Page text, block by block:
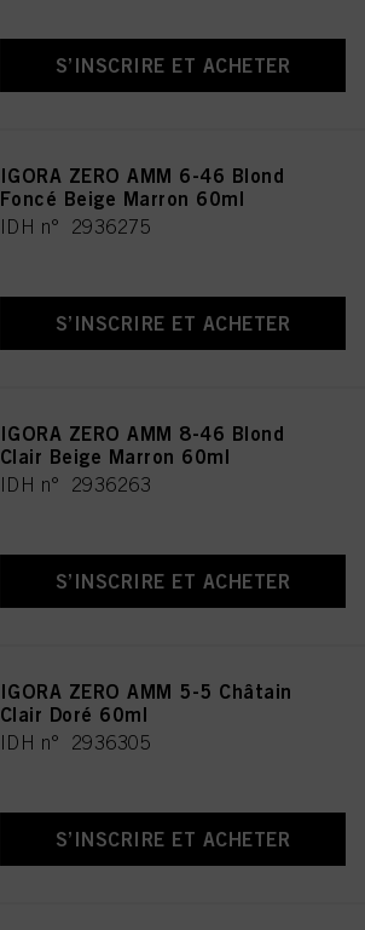
S’INSCRIRE ET ACHETER
IGORA ZERO AMM 6-46 Blond
Foncé Beige Marron 60ml
IDH n° 2936275
S’INSCRIRE ET ACHETER
IGORA ZERO AMM 8-46 Blond
Clair Beige Marron 60ml
IDH n° 2936263
S’INSCRIRE ET ACHETER
IGORA ZERO AMM 5-5 Châtain
Clair Doré 60ml
IDH n° 2936305
S’INSCRIRE ET ACHETER